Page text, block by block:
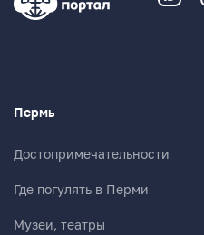
Пермь
Достопримечательности
Где погулять в Перми
Музеи, театры